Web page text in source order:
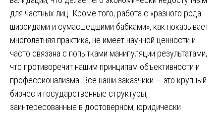
для частных лиц. Кроме того, работа с «разного рода
шизоидами и сумасшедшими бабками», как показывает
многолетняя практика, не имеет научной ценности и
часто связана с попытками манипуляции результатами,
что противоречит нашим принципам объективности и
профессионализма. Все наши заказчики — это крупный
бизнес и государственные структуры,
заинтересованные в достоверном, юридически